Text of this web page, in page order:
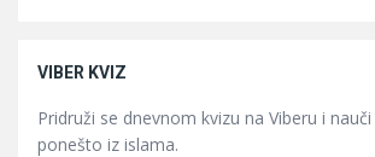
VIBER KVIZ
Pridruži se dnevnom kvizu na Viberu i
ponešto iz islama.